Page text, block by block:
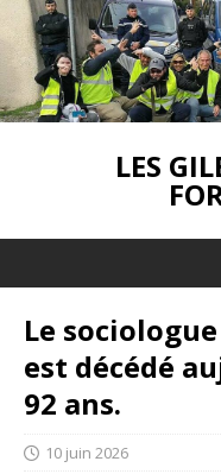
LES
Le
est décédé
92 ans.
10 juin 2026